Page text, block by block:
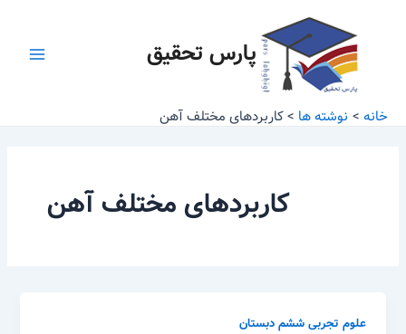
پارس تحقیق
خانه نوشته ها کاربردهای مختلف آهن
کاربردهای مختلف آهن
علوم تجربی ششم دبستان